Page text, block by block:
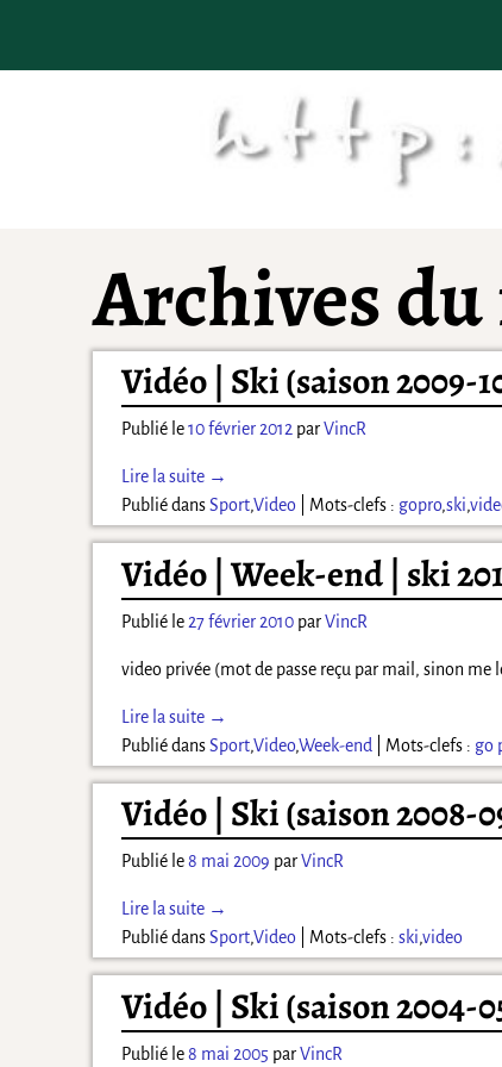
Archives
Vidéo | Ski (saison 2009-
Publié le10 février 2012 parVincR
Lire la suite →
Publié dansSport,Video Mots-clefs : gopro,ski,
Vidéo | Week-end | ski
Publié le 27 février 2010 parVincR
video privée (mot de passe reçu par mail, sinon me
Lire la suite →
Publié dansSport,Video,Week-end Mots-clefs : go
Vidéo | Ski (saison 2008-
Publié le8 mai 2009 parVincR
Lire la suite →
Publié dansSport,Video Mots-clefs : ski,video
Vidéo | Ski (saison 2004-
Publié le8 mai 2005 parVincR